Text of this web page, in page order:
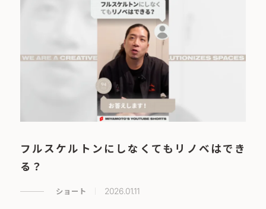
フルスケルトンにしなくてもリノベはでき
る？
ショート 2026.01.11